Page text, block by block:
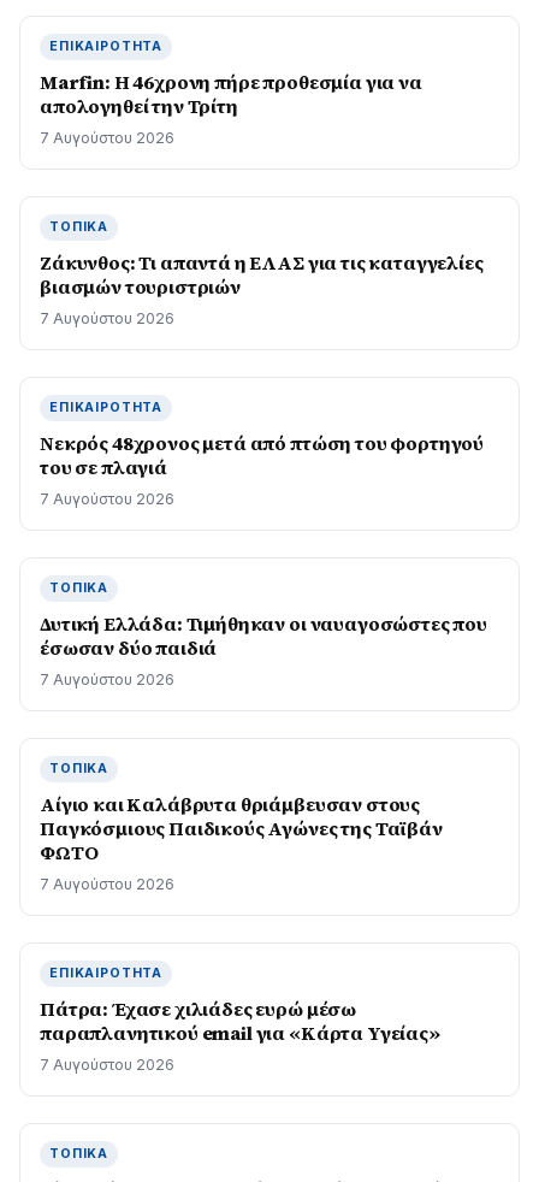
ΕΠΙΚΑΙΡΌΤΗΤΑ
Marfin: Η 46χρονη πήρε προθεσμία για να
απολογηθεί την Τρίτη
7 Αυγούστου 2026
ΤΟΠΙΚΆ
Ζάκυνθος: Τι απαντά η ΕΛΑΣ για τις καταγγελίες
βιασμών τουριστριών
7 Αυγούστου 2026
ΕΠΙΚΑΙΡΌΤΗΤΑ
Νεκρός 48χρονος μετά από πτώση του φορτηγού
του σε πλαγιά
7 Αυγούστου 2026
ΤΟΠΙΚΆ
Δυτική Ελλάδα: Τιµήθηκαν οι ναυαγοσώστες που
έσωσαν δύο παιδιά
7 Αυγούστου 2026
ΤΟΠΙΚΆ
Αίγιο και Καλάβρυτα θριάμβευσαν στους
Παγκόσμιους Παιδικούς Αγώνες της Ταϊβάν
ΦΩΤΟ
7 Αυγούστου 2026
ΕΠΙΚΑΙΡΌΤΗΤΑ
Πάτρα: Έχασε χιλιάδες ευρώ μέσω
παραπλανητικού email για «Κάρτα Υγείας»
7 Αυγούστου 2026
ΤΟΠΙΚΆ